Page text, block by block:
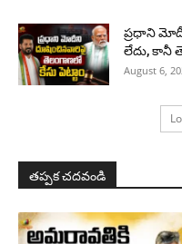
ప్రధాని
లేదు, కానీ
August 6,
తప్పక చదవండి